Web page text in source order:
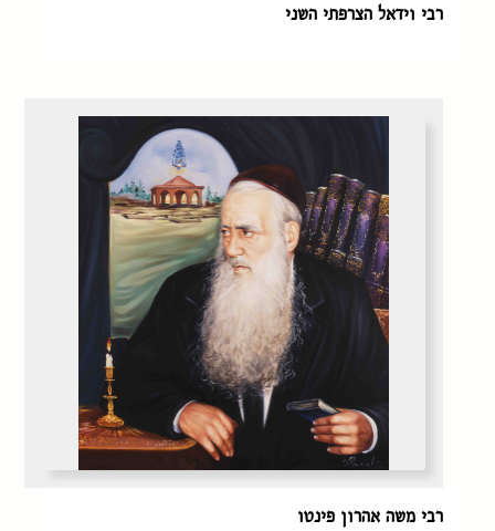
רבי וידאל הצרפתי השני
רבי משה אהרון פינטו